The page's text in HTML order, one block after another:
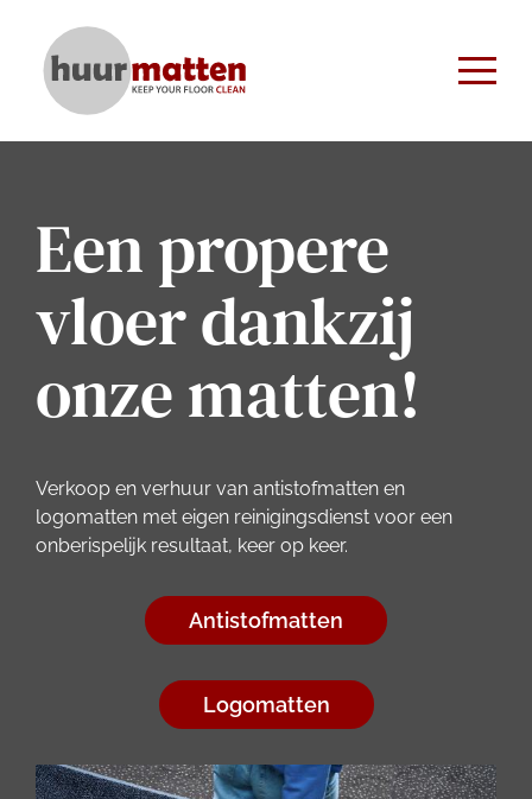
Een propere
vloer dankzij
onze matten!
Verkoop en verhuur van antistofmatten en
logomatten met eigen reinigingsdienst voor een
onberispelijk resultaat, keer op keer.
Antistofmatten
Logomatten